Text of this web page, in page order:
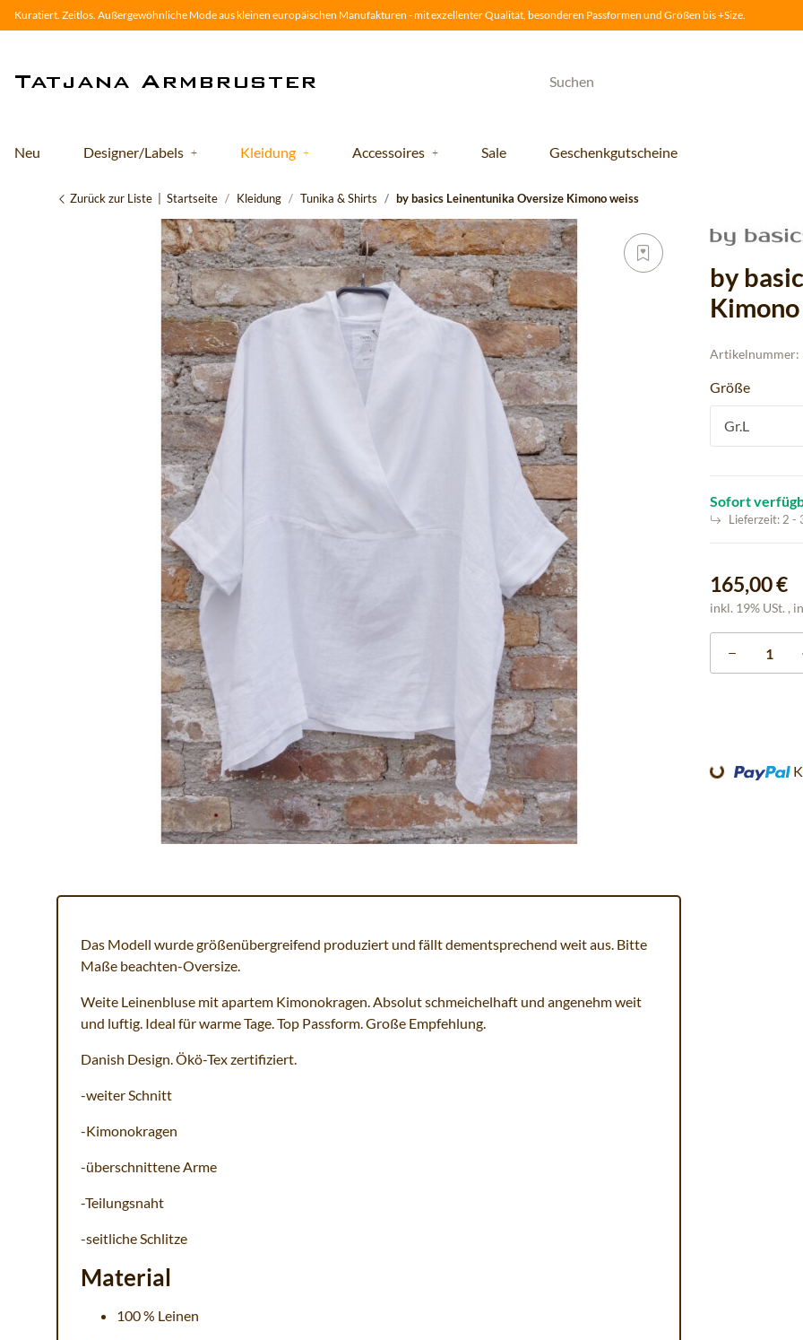
Kuratiert. Zeitlos. Außergewöhnliche Mode aus kleinen europäischen Manufakturen - mit exzellenter Qualität, besonderen Passformen und Größen bis +Size.
Neu Designer/Labels Kleidung Accessoires Sale Geschenkgutscheine
Zurück zur Liste Startseite Kleidung Tunika & Shirts by basics Leinentunika Oversize Kimono weiss
by
Artikelnummer:
Größe
Gr.L
Sofort
Lieferzeit:2 -
165,00 €
inkl. 19% USt. ,
Loading...
Das Modell wurde größenübergreifend produziert und fällt dementsprechend weit aus. Bitte
Maße beachten-Oversize.
Weite Leinenbluse mit apartem Kimonokragen. Absolut schmeichelhaft und angenehm weit
und luftig. Ideal für warme Tage. Top Passform. Große Empfehlung.
Danish Design. Ökö-Tex zertifiziert.
-weiter Schnitt
-Kimonokragen
-überschnittene Arme
-Teilungsnaht
-seitliche Schlitze
Material
100 % Leinen